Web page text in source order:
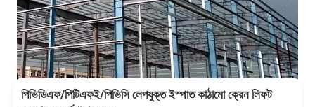
পিভিডিএফ/পিটিএফই/পিভিসি লেপযুক্ত ইস্পাত কাঠামো ক্রেন লিফট